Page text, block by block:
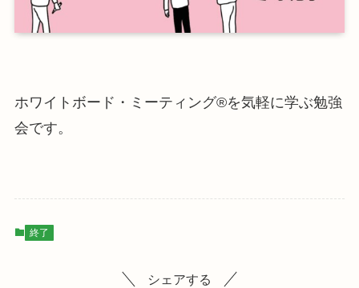
ホワイトボード・ミーティング®を気軽に学ぶ勉強
会です。
終了
シェアする